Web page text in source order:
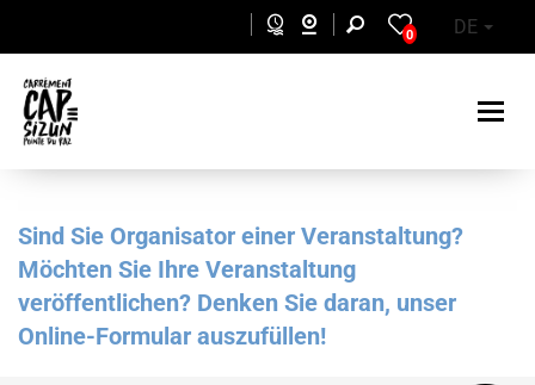
0 DE
Sind Sie Organisator einer Veranstaltung?
Möchten Sie Ihre Veranstaltung
veröffentlichen? Denken Sie daran, unser
Online-Formular auszufüllen!